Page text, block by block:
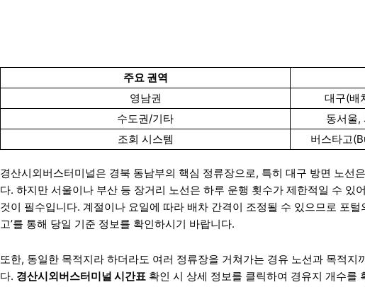
주요 권역
영남권
대구(배
수도권/기타
동서울,
조회 시스템
버스타고
경산시외버스터미널은 경북 동남부의 핵심 정류장으로, 특히 대구 방면 노선
다. 하지만 서울이나 부산 등 장거리 노선은 하루 운행 횟수가 제한적일 수 있어
것이 필수입니다. 계절이나 요일에 따라 배차 간격이 조정될 수 있으므로 포
고’를 통해 당일 기준 정보를 확인하시기 바랍니다.
또한, 동일한 목적지라 하더라도 여러 정류장을 거쳐가는 경유 노선과 목적지
다. 경산시외버스터미널 시간표 확인 시 상세 정보를 클릭하여 경유지 개수를